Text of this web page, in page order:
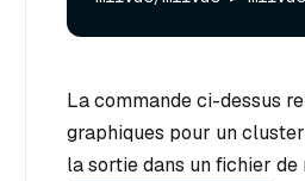
La commande ci-dessus
graphiques pour un
la sortie dans un fichier